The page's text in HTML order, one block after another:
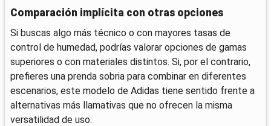
Comparación implícita con otras opciones
Si buscas algo más técnico o con mayores tasas de
control de humedad, podrías valorar opciones de gamas
superiores o con materiales distintos. Si, por el contrario,
prefieres una prenda sobria para combinar en diferentes
escenarios, este modelo de Adidas tiene sentido frente a
alternativas más llamativas que no ofrecen la misma
versatilidad de uso.